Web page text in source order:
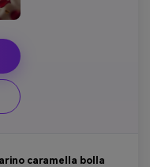
caramella bolla